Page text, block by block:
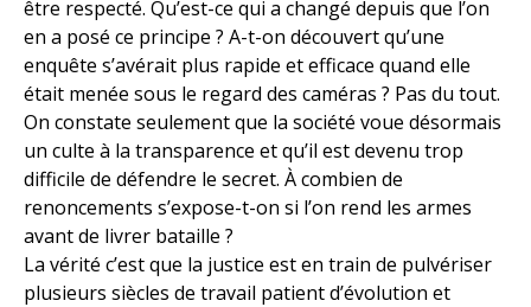
être respecté. Qu’est-ce qui a changé depuis que l’on
en a posé ce principe ? A-t-on découvert qu’une
enquête s’avérait plus rapide et efficace quand elle
était menée sous le regard des caméras ? Pas du tout.
On constate seulement que la société voue désormais
un culte à la transparence et qu’il est devenu trop
difficile de défendre le secret. À combien de
renoncements s’expose-t-on si l’on rend les armes
avant de livrer bataille ?
La vérité c’est que la justice est en train de pulvériser
plusieurs siècles de travail patient d’évolution et